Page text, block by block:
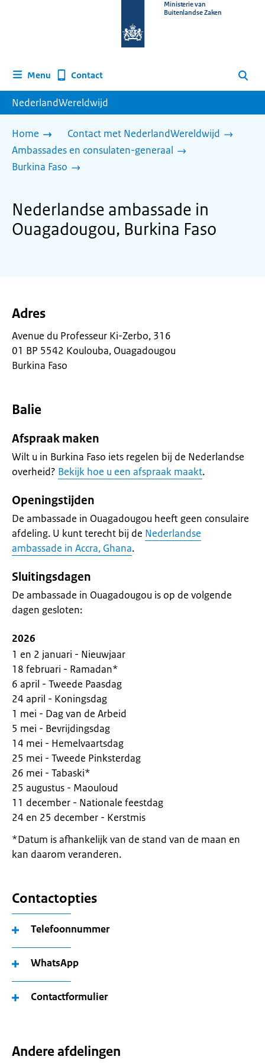
homepage
Ministerie van
Buitenlandse Zaken
Menu Contact Zoeken
NederlandWereldwijd
Home
Contact met NederlandWereldwijd
Ambassades en consulaten-generaal
Burkina Faso
Nederlandse ambassade in
Ouagadougou, Burkina Faso
Adres
Avenue du Professeur Ki-Zerbo, 316
01 BP 5542 Koulouba, Ouagadougou
Burkina Faso
Balie
Afspraak maken
Wilt u in Burkina Faso iets regelen bij de Nederlandse
overheid? Bekijk hoe u een afspraak maakt.
Openingstijden
De ambassade in Ouagadougou heeft geen consulaire
afdeling. U kunt terecht bij de Nederlandse
ambassade in Accra, Ghana.
Sluitingsdagen
De ambassade in Ouagadougou is op de volgende
dagen gesloten:
2026
1 en 2 januari - Nieuwjaar
18 februari - Ramadan*
6 april - Tweede Paasdag
24 april - Koningsdag
1 mei - Dag van de Arbeid
5 mei - Bevrijdingsdag
14 mei - Hemelvaartsdag
25 mei - Tweede Pinksterdag
26 mei - Tabaski*
25 augustus - Maouloud
11 december - Nationale feestdag
24 en 25 december - Kerstmis
*Datum is afhankelijk van de stand van de maan en
kan daarom veranderen.
Contactopties
Telefoonnummer
WhatsApp
Contactformulier
Andere afdelingen